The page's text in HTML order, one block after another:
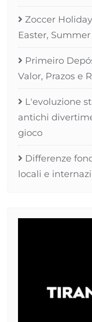
Zoccer
Easter, Summer
Primeiro
Valor, Prazos e
L'evoluzione
antichi
gioco
Differenze
locali e